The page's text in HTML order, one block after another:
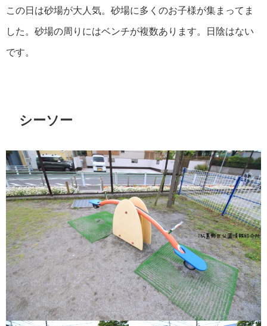
この日は砂場が大人気。砂場に多くのお子様が集まってま
した。砂場の周りにはベンチが複数あります。日陰はない
です。
シーソー